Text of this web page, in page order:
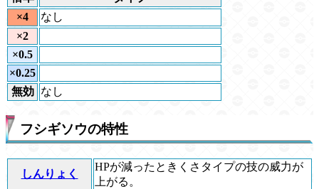
×4
なし
×2
×0.5
×0.25
無効
なし
フシギソウの特性
しんりょく
HPが減ったときくさタイプの技の威力が
上がる。